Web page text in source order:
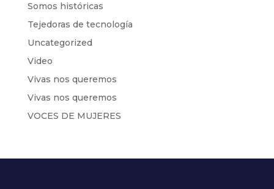
Somos históricas
Tejedoras de tecnología
Uncategorized
Video
Vivas nos queremos
Vivas nos queremos
VOCES DE MUJERES